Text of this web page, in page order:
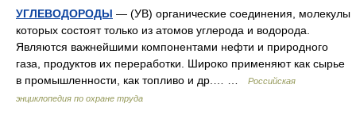
УГЛЕВОДОРОДЫ — (УВ) органические соединения, молекулы
которых состоят только из атомов углерода и водорода.
Являются важнейшими компонентами нефти и природного
газа, продуктов их переработки. Широко применяют как сырье
в промышленности, как топливо и др.… …
Российская
энциклопедия по охране труда